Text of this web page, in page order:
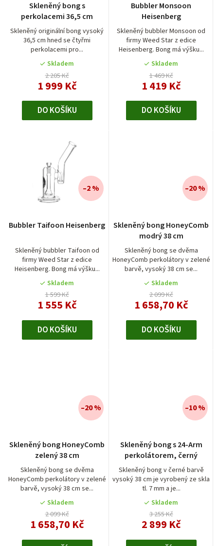
d
Skleněný bong s
perkolacemi 36,5 cm
Skleněný originální bong vysoký
36,5 cm hned se čtyřmi
perkolacemi pro...
hodnocení
produktu
je
4,0
z
5
hvězdiček.
Skladem
2 205 Kč
1 999 Kč
DO KOŠÍKU
Bubbler Monsoon
Heisenberg
Skleněný bubbler Monsoon od
firmy Weed Star z edice
Heisenberg. Bong má výšku...
Skladem
1 469 Kč
1 419 Kč
DO KOŠÍKU
Bubbler Taifoon Heisenberg
Skleněný bubbler Taifoon od
firmy Weed Star z edice
Heisenberg. Bong má výšku...
Skladem
1 599 Kč
1 555 Kč
–2 %
DO KOŠÍKU
Skleněný bong HoneyComb
modrý 38 cm
Skleněný bong se dvěma
HoneyComb perkolátory v zelené
barvě, vysoký 38 cm se...
Skladem
2 099 Kč
1 658,70 Kč
–20 %
DO KOŠÍKU
Skleněný bong HoneyComb
zelený 38 cm
Skleněný bong se dvěma
HoneyComb perkolátory v zelené
barvě, vysoký 38 cm se...
Skladem
2 099 Kč
1 658,70 Kč
–20 %
Skleněný bong s 24-Arm
perkolátorem, černý
Skleněný bong v černé barvě
vysoký 38 cm je vyrobený ze skla
tl. 7 mm a je...
Skladem
3 255 Kč
2 899 Kč
–10 %